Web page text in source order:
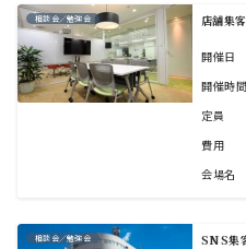
相談会／勉強会 店舗集
開催日
開催時間
定員
費用
会場名
相談会／勉強会 SNS集